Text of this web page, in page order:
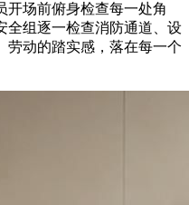
开场前俯身检查每一处角
全组逐一检查消防通道、设
劳动的踏实感，落在每一个